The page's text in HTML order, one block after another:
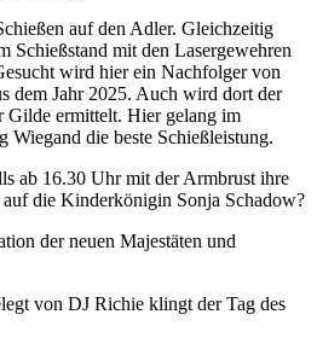
auf den Adler. Gleichzeitig
Schießstand mit den Lasergewehren
wird hier ein Nachfolger von
dem Jahr 2025. Auch wird dort der
Gilde ermittelt. Hier gelang im
Wiegand die beste Schießleistung.
ab 16.30 Uhr mit der Armbrust ihre
die Kinderkönigin Sonja Schadow?
der neuen Majestäten und
von DJ Richie klingt der Tag des